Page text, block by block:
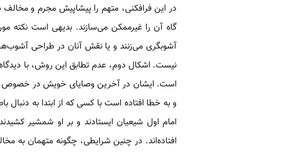
در این فرافکنی، متهم را پیشاپیش مجرم و مخالف
گاه آن را غیرممکن می‌سازند. بدیهی است
آشوبگری می‌زنند و یا نقش آنان در طراحی
نیست. اشکال دوم، عدم تطابق این روش، با
است. ایشان در آخرین وصایای خویش در خصوص
و به خطا افتاده است با کسی که از ابتدا به
امام اول شیعیان ایستادند و بر او شمشیر
افتاده‌اند. در چنین شرایطی، چگونه متهمان به